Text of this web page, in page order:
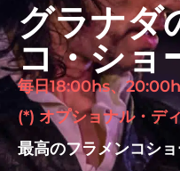
グラナダ
コ・ショ
毎日18:00hs、
(*) オプショナル・デ
最高のフラメンコシ